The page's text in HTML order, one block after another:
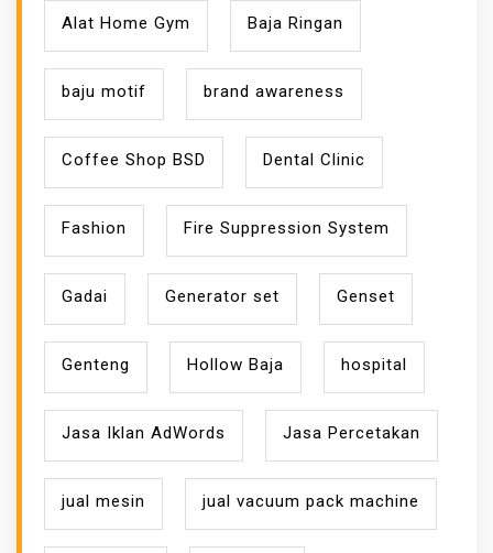
Alat Home Gym Baja Ringan
baju motif brand awareness
Coffee Shop BSD Dental Clinic
Fashion Fire Suppression System
Gadai Generator set Genset
Genteng Hollow Baja hospital
Jasa Iklan AdWords Jasa Percetakan
jual mesin jual vacuum pack machine